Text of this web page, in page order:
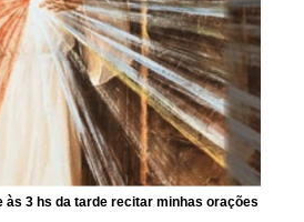
às 3 hs da tarde recitar minhas orações